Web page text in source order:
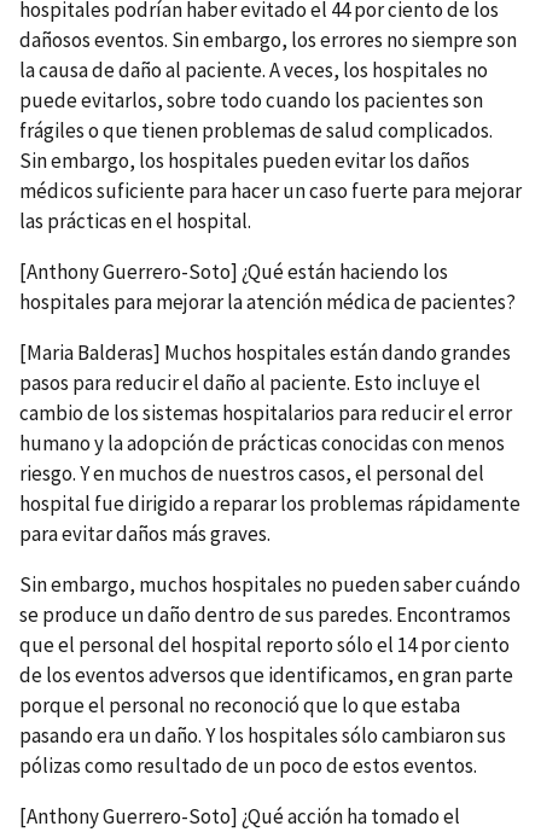
hospitales podrían haber evitado el 44 por ciento de los
dañosos eventos. Sin embargo, los errores no siempre son
la causa de daño al paciente. A veces, los hospitales no
puede evitarlos, sobre todo cuando los pacientes son
frágiles o que tienen problemas de salud complicados.
Sin embargo, los hospitales pueden evitar los daños
médicos suficiente para hacer un caso fuerte para mejorar
las prácticas en el hospital.
[Anthony Guerrero-Soto] ¿Qué están haciendo los
hospitales para mejorar la atención médica de pacientes?
[Maria Balderas] Muchos hospitales están dando grandes
pasos para reducir el daño al paciente. Esto incluye el
cambio de los sistemas hospitalarios para reducir el error
humano y la adopción de prácticas conocidas con menos
riesgo. Y en muchos de nuestros casos, el personal del
hospital fue dirigido a reparar los problemas rápidamente
para evitar daños más graves.
Sin embargo, muchos hospitales no pueden saber cuándo
se produce un daño dentro de sus paredes. Encontramos
que el personal del hospital reporto sólo el 14 por ciento
de los eventos adversos que identificamos, en gran parte
porque el personal no reconoció que lo que estaba
pasando era un daño. Y los hospitales sólo cambiaron sus
pólizas como resultado de un poco de estos eventos.
[Anthony Guerrero-Soto] ¿Qué acción ha tomado el